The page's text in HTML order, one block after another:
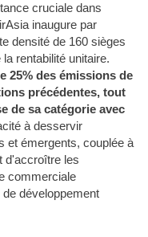
cruciale dans
inaugure par
densité de 160 sièges
rentabilité unitaire.
25% des émissions de
précédentes, tout
de sa catégorie avec
à desservir
et émergents, couplée à
d'accroître les
commerciale
développement